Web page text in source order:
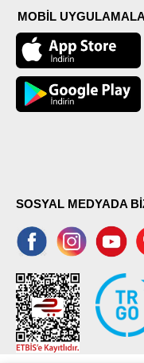
MOBİL
SOSYAL MEDYADA